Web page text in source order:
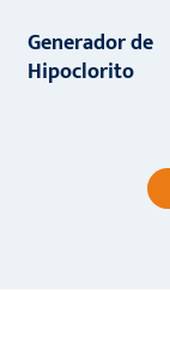
Generador de
Hipoclorito